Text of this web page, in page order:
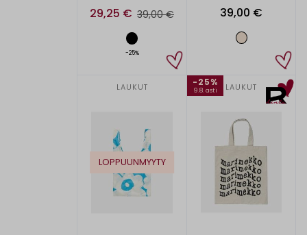
29,25 € 39,00 €
-25%
39,00 €
LAUKUT
LOPPUUNMYYTY
LAUKUT
-25%
9.8. asti